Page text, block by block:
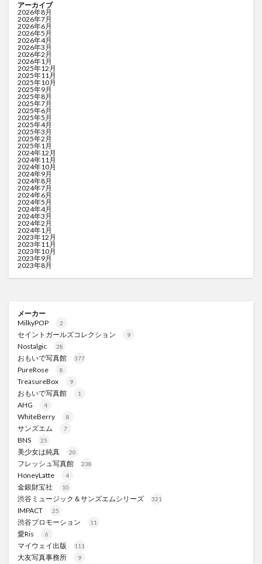
アーカイブ
2026年8月
2026年7月
2026年6月
2026年5月
2026年4月
2026年3月
2026年2月
2026年1月
2025年12月
2025年11月
2025年10月
2025年9月
2025年8月
2025年7月
2025年6月
2025年5月
2025年4月
2025年3月
2025年2月
2025年1月
2024年12月
2024年11月
2024年10月
2024年9月
2024年8月
2024年7月
2024年6月
2024年5月
2024年4月
2024年3月
2024年2月
2024年1月
2023年12月
2023年11月
2023年10月
2023年9月
2023年8月
メーカー
MilkyPOP
2
セイントガールズコレクション 9
Nostalgic 28
おもいで写真館 377
PureRose 8
TreasureBox 9
おもいで写真館 1
AHG 4
WhiteBerry 8
サンズエム 7
BNS 25
美少女は純真 20
フレッシュ写真館 238
HoneyLatte 4
金銀財宝社 10
渋谷ミュージック＆サンズエムシリーズ 321
IMPACT 25
渋谷プロモーション 11
愛Ris 6
マイウェイ出版 111
大友写真事務所 9